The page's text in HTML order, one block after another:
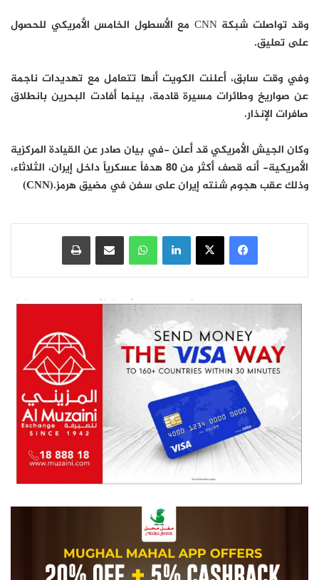
وقد تواصلت شبكة CNN مع الأسطول الخامس الأمريكي للحصول
على تعليق.
وفي وقت سابق، أعلنت الكويت أنها تتعامل مع تهديدات ناجمة
عن صواريخ وطائرات مسيرة قادمة، بينما أفادت البحرين بانطلاق
صافرات الإنذار.
وكان الجيش الأمريكي قد أعلن -في بيان صادر عن القيادة المركزية
الأمريكية- أنه قصف أكثر من 80 هدفاً عسكرياً داخل إيران، الثلاثاء،
وذلك عقب هجوم شنته إيران على سفن في مضيق هرمز.(CNN)
فيسبوك‫X لينكدإنواتساب مشاركة عبر البريد طباعة